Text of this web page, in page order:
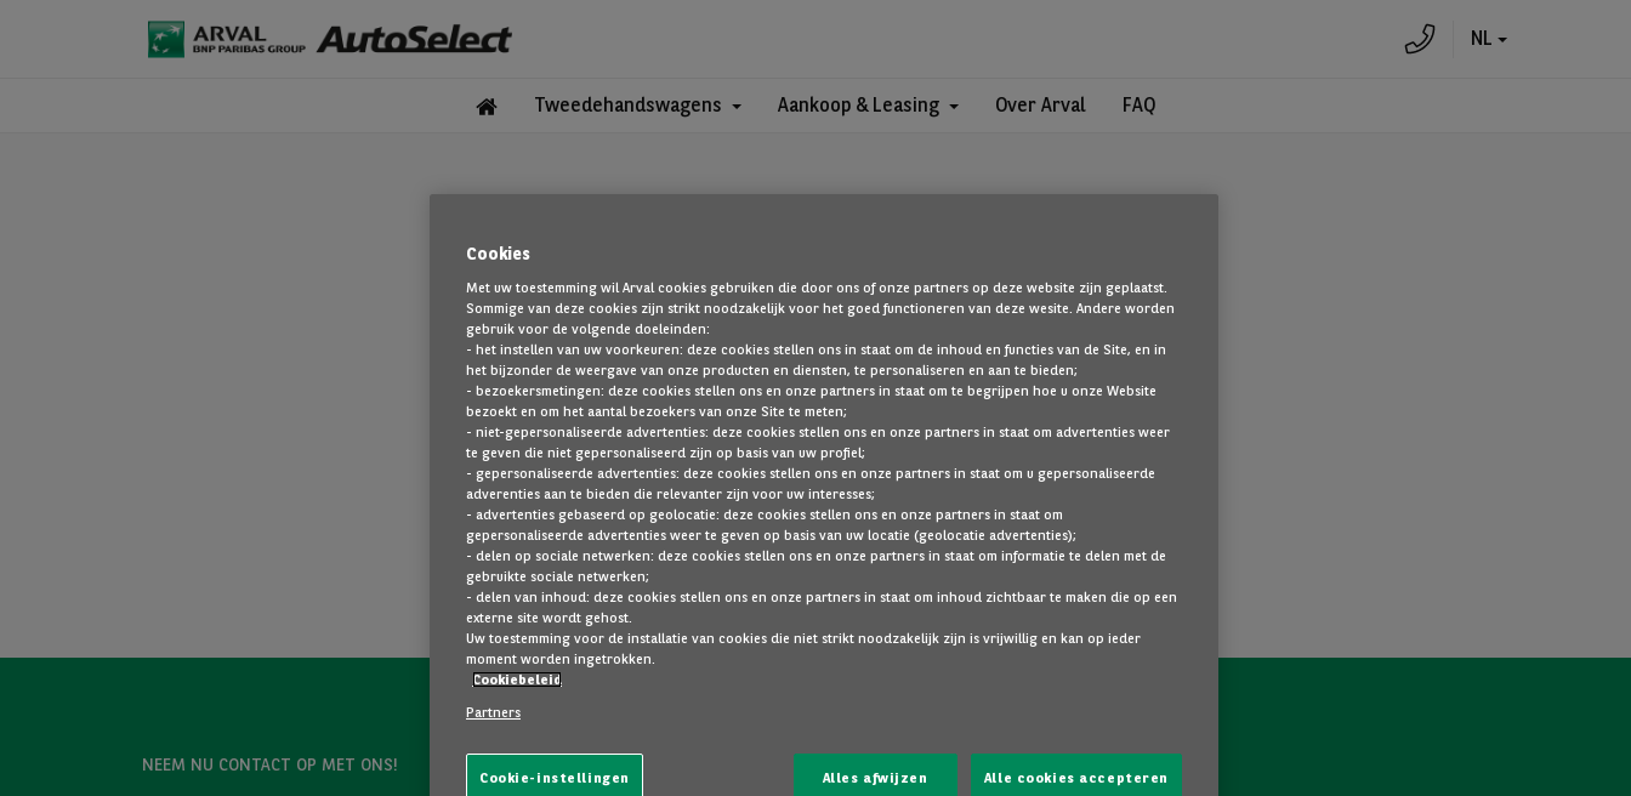
NL
Tweedehandswagens Aankoop & Leasing Over Arval FAQ
OEPS!
De pagina die u zoekt, is niet gevonden. Ga terug naar de startpagina door hier te klikken.
TERUG NAAR DE STARTPAGINA
TOON AL ONZE VOERTUIGEN
NEEM NU CONTACT OP MET ONS!
Cookies
Met uw toestemming wil Arval cookies gebruiken die door ons of onze partners op deze website zijn geplaatst.
Sommige van deze cookies zijn strikt noodzakelijk voor het goed functioneren van deze wesite. Andere worden
gebruik voor de volgende doeleinden:
- het instellen van uw voorkeuren: deze cookies stellen ons in staat om de inhoud en functies van de Site, en in
het bijzonder de weergave van onze producten en diensten, te personaliseren en aan te bieden;
- bezoekersmetingen: deze cookies stellen ons en onze partners in staat om te begrijpen hoe u onze Website
bezoekt en om het aantal bezoekers van onze Site te meten;
- niet-gepersonaliseerde advertenties: deze cookies stellen ons en onze partners in staat om advertenties weer
te geven die niet gepersonaliseerd zijn op basis van uw profiel;
- gepersonaliseerde advertenties: deze cookies stellen ons en onze partners in staat om u gepersonaliseerde
adverenties aan te bieden die relevanter zijn voor uw interesses;
- advertenties gebaseerd op geolocatie: deze cookies stellen ons en onze partners in staat om
gepersonaliseerde advertenties weer te geven op basis van uw locatie (geolocatie advertenties);
- delen op sociale netwerken: deze cookies stellen ons en onze partners in staat om informatie te delen met de
gebruikte sociale netwerken;
- delen van inhoud: deze cookies stellen ons en onze partners in staat om inhoud zichtbaar te maken die op een
externe site wordt gehost.
Uw toestemming voor de installatie van cookies die niet strikt noodzakelijk zijn is vrijwillig en kan op ieder
moment worden ingetrokken.
Cookiebeleid
Partners
Cookie-instellingen Alles afwijzen Alle cookies accepteren